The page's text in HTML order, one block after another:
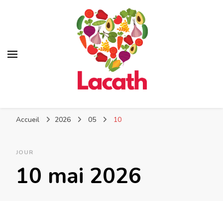
Accueil 2026 05 10
JOUR
10 mai 2026